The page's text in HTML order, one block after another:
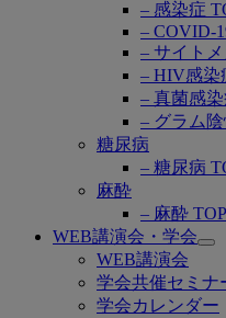
– 感染症
– COVID-
– サイト
– HIV感染
– 真菌感
– グラム
糖尿病
– 糖尿病
麻酔
– 麻酔 TOP
WEB講演会・学会
WEB講演会
学会共催セミナ
学会カレンダー